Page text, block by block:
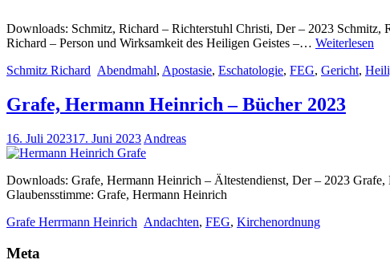
Downloads: Schmitz, Richard – Richterstuhl Christi, Der – 2023
Richard – Person und Wirksamkeit des Heiligen Geistes –… Weiterlesen
–
Schmitz Richard Abendmahl, Apostasie, Eschatologie, FEG, Gericht,
Grafe, Hermann Heinrich – Bücher 2023
16. Juli 202317. Juni 2023 Andreas
Downloads: Grafe, Hermann Heinrich – Ältestendienst, Der – 2023
Glaubensstimme: Grafe, Hermann Heinrich
Grafe Herrmann Heinrich Andachten, FEG, Kirchenordnung
Meta